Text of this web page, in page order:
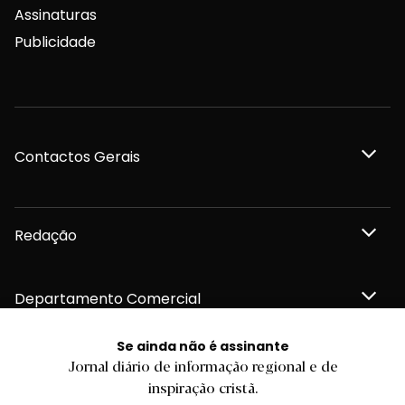
Se ainda não é assinante
Jornal diário de informação regional e de
inspiração cristã.
Assinaturas
Publicidade
Contactos Gerais
Redação
Departamento Comercial
Publicidade